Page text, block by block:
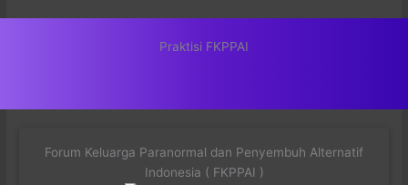
Praktisi FKPPAI
Forum Keluarga Paranormal dan Penyembuh Alternatif
Indonesia ( FKPPAI )